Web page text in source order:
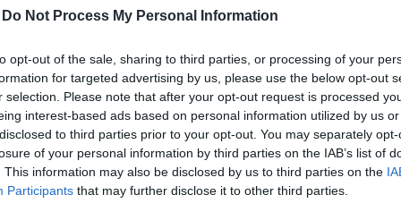
Do Not Process My Personal Information
opt-out of the sale, sharing to third parties, or processing of your
for targeted advertising by us, please use the below opt-out
selection. Please note that after your opt-out request is processed
interest-based ads based on personal information utilized by us
to third parties prior to your opt-out. You may separately
of your personal information by third parties on the IAB’s list of
This information may also be disclosed by us to third parties on the
Participants that may further disclose it to other third parties.
Matávnál
írt alá az X-Byte Kft. megvásárlásáról. A hazai
tulajdonában lévő BCN Rendszerház Kft.-től, a
kizárólagos tulajdonában lévő Safecom Rt.-től vásárolja meg.